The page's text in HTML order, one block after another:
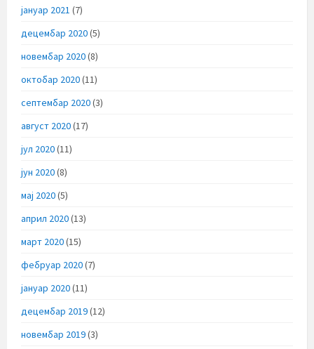
јануар 2021 (7)
децембар 2020(5)
новембар 2020(8)
октобар 2020(11)
септембар 2020(3)
август 2020(17)
јул 2020(11)
јун 2020(8)
мај 2020(5)
април 2020(13)
март 2020(15)
фебруар 2020(7)
јануар 2020(11)
децембар 2019(12)
новембар 2019(3)